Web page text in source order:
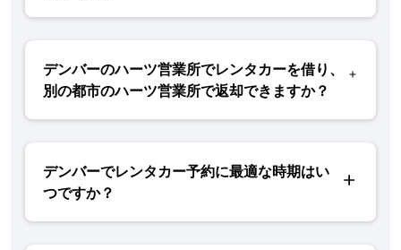
デンバーのハーツ営業所でレンタカーを借り、
別の都市のハーツ営業所で返却できますか？
デンバーでレンタカー予約に最適な時期はい
つですか？